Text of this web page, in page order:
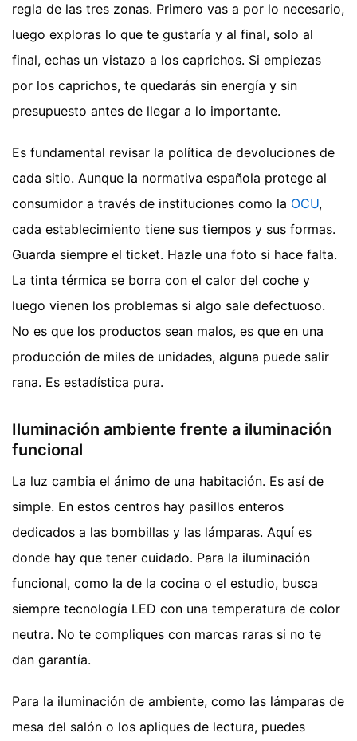
regla de las tres zonas. Primero vas a por lo necesario,
luego exploras lo que te gustaría y al final, solo al
final, echas un vistazo a los caprichos. Si empiezas
por los caprichos, te quedarás sin energía y sin
presupuesto antes de llegar a lo importante.
Es fundamental revisar la política de devoluciones de
cada sitio. Aunque la normativa española protege al
consumidor a través de instituciones como la OCU,
cada establecimiento tiene sus tiempos y sus formas.
Guarda siempre el ticket. Hazle una foto si hace falta.
La tinta térmica se borra con el calor del coche y
luego vienen los problemas si algo sale defectuoso.
No es que los productos sean malos, es que en una
producción de miles de unidades, alguna puede salir
rana. Es estadística pura.
Iluminación ambiente frente a iluminación
funcional
La luz cambia el ánimo de una habitación. Es así de
simple. En estos centros hay pasillos enteros
dedicados a las bombillas y las lámparas. Aquí es
donde hay que tener cuidado. Para la iluminación
funcional, como la de la cocina o el estudio, busca
siempre tecnología LED con una temperatura de color
neutra. No te compliques con marcas raras si no te
dan garantía.
Para la iluminación de ambiente, como las lámparas de
mesa del salón o los apliques de lectura, puedes